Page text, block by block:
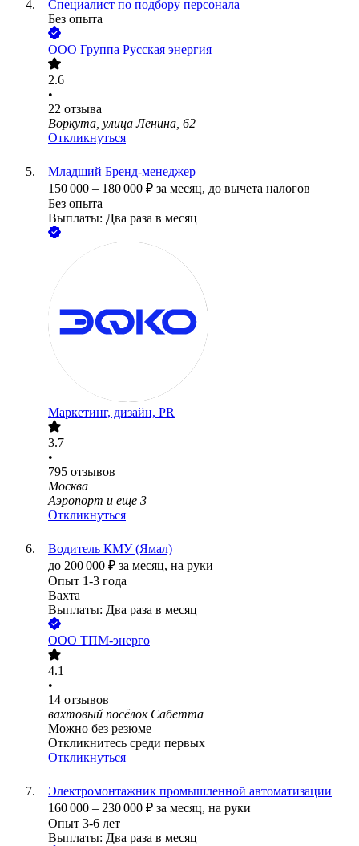
Специалист по подбору персонала
Без опыта
ООО Группа Русская энергия
2.6
•
22 отзыва
Воркута, улица Ленина, 62
Откликнуться
Младший Бренд-менеджер
150 000 – 180 000 ₽ за месяц, до вычета налогов
Без опыта
Выплаты: Два раза в месяц
Маркетинг, дизайн, PR
3.7
•
795 отзывов
Москва
Аэропорт и еще 3
Откликнуться
Водитель КМУ (Ямал)
до 200 000 ₽ за месяц, на руки
Опыт 1-3 года
Вахта
Выплаты: Два раза в месяц
ООО ТПM-энерго
4.1
•
14 отзывов
вахтовый посёлок Сабетта
Можно без резюме
Откликнитесь среди первых
Откликнуться
Электромонтажник промышленной автоматизации
160 000 – 230 000 ₽ за месяц, на руки
Опыт 3-6 лет
Выплаты: Два раза в месяц